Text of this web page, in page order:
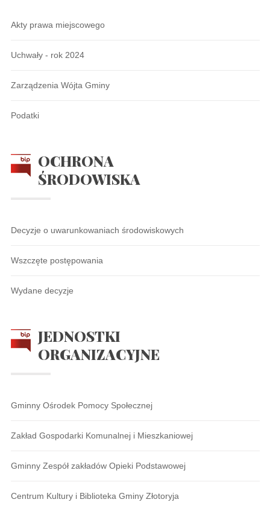
Akty prawa miejscowego
Uchwały - rok 2024
Zarządzenia Wójta Gminy
Podatki
OCHRONA
ŚRODOWISKA
Decyzje o uwarunkowaniach środowiskowych
Wszczęte postępowania
Wydane decyzje
JEDNOSTKI
ORGANIZACYJNE
Gminny Ośrodek Pomocy Społecznej
Zakład Gospodarki Komunalnej i Mieszkaniowej
Gminny Zespół zakładów Opieki Podstawowej
Centrum Kultury i Biblioteka Gminy Złotoryja